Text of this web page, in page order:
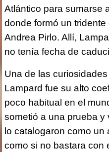
Atlántico para sumarse
donde formó un
Andrea Pirlo. Allí,
no tenía fecha de
Una de las
Lampard fue su alto
poco habitual en el
sometió a una prueba y
lo catalogaron como un
como si no bastara con